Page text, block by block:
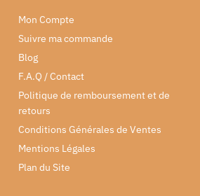
Mon Compte
Suivre ma commande
Blog
F.A.Q / Contact
Politique de remboursement et de
retours
Conditions Générales de Ventes
Mentions Légales
Plan du Site